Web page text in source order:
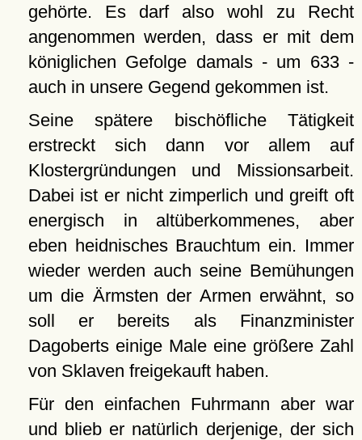
gehörte. Es darf also wohl zu Recht
angenommen werden, dass er mit dem
königlichen Gefolge damals - um 633 -
auch in unsere Gegend gekommen ist.
Seine spätere bischöfliche Tätigkeit
erstreckt sich dann vor allem auf
Klostergründungen und Missionsarbeit.
Dabei ist er nicht zimperlich und greift oft
energisch in altüberkommenes, aber
eben heidnisches Brauchtum ein. Immer
wieder werden auch seine Bemühungen
um die Ärmsten der Armen erwähnt, so
soll er bereits als Finanzminister
Dagoberts einige Male eine größere Zahl
von Sklaven freigekauft haben.
Für den einfachen Fuhrmann aber war
und blieb er natürlich derjenige, der sich